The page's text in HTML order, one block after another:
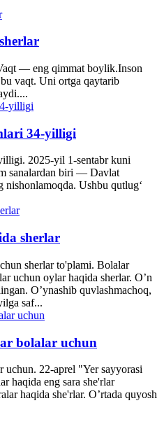
— eng qimmat boylik.Inson
vaqt. Uni ortga qaytarib
34-yilligi
2025-yil 1-sentabr kuni
sanalardan biri — Davlat
Ushbu qutlug‘
sherlar
sherlar to'plami. Bolalar
uchun oylar haqida sherlar. O’n
O’ynashib quvlashmachoq,
saf...
bolalar uchun
uchun. 22-aprel "Yer sayyorasi
haqida eng sara she'rlar
haqida she'rlar. O’rtada quyosh